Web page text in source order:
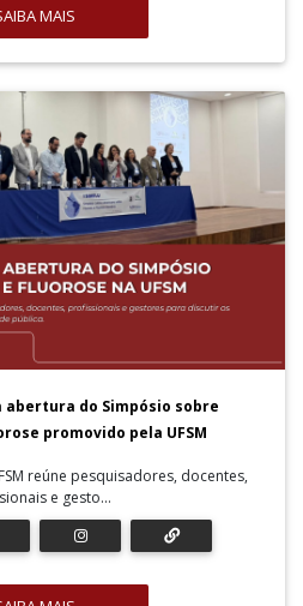
MAIS
abertura do Simpósio sobre
promovido pela UFSM
reúne pesquisadores, docentes,
e gesto...